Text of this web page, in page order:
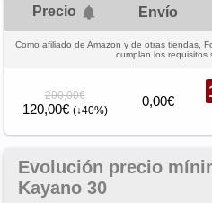
Precio Envío
Como afiliado de Amazon y de otras tiendas,
cumplan los requisitos
200,00€
120,00€ (↓40%)
0,00€
Evolución precio
Kayano 30